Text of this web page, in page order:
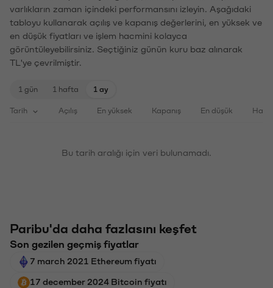
varlıkların zaman içindeki performansını izleyin. Aşağıdaki
tabloyu kullanarak açılış ve kapanış değerlerini, en yüksek ve
en düşük fiyatları ve işlem hacmini kolayca
görüntüleyebilirsiniz. Seçtiğiniz günün kuru baz alınarak
TL'ye çevrilmiştir.
1 gün 1 hafta 1 ay
Tarih Açılış En yüksek Kapanış En düşük
Bu tarih aralığı için veri bulunamadı.
Paribu'da daha fazlasını keşfet
Son gezilen geçmiş fiyatlar
7 march 2021 Ethereum fiyatı
17 december 2024 Bitcoin fiyatı